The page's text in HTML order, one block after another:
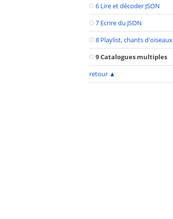
6 Lire et décoder JSON
7 Ecrire du JSON
8 Playlist, chants d'oiseaux
9 Catalogues multiples
retour ▲